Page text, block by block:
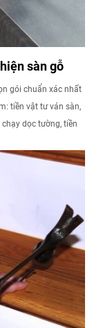
sàn gỗ
gói chuẩn xác nhất
tiền vật tư ván sàn,
dọc tường, tiền